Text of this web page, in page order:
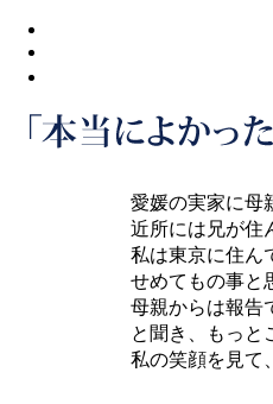
愛媛の実家に母
近所には兄が住
私は東京に住ん
せめてもの事と
母親からは報告
と聞き、もっと
私の笑顔を見て